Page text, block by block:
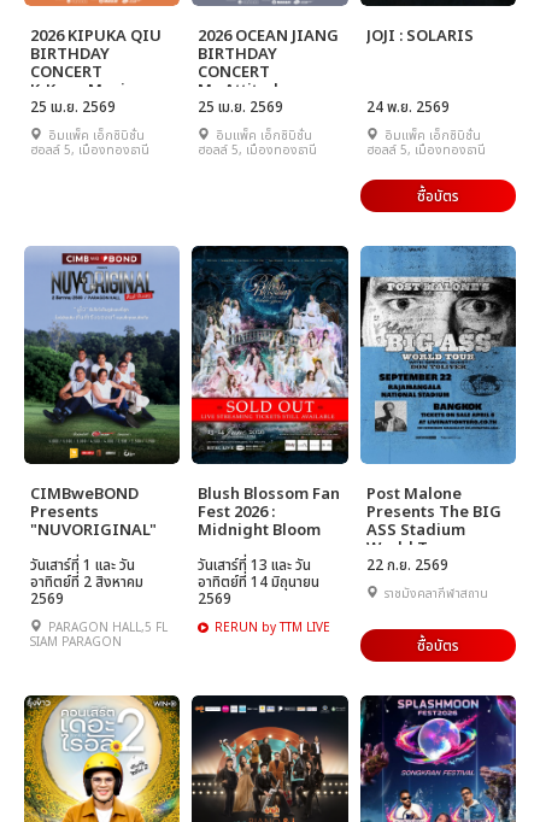
2026 KIPUKA QIU
BIRTHDAY
CONCERT
K-Keep Moving
25 เม.ย. 2569
อิมแพ็ค เอ็กซิบิชั่น
ฮอลล์ 5, เมืองทองธานี
2026 OCEAN JIANG
BIRTHDAY
CONCERT
My Attitude
25 เม.ย. 2569
อิมแพ็ค เอ็กซิบิชั่น
ฮอลล์ 5, เมืองทองธานี
JOJI : SOLARIS
24 พ.ย. 2569
อิมแพ็ค เอ็กซิบิชั่น
ฮอลล์ 5, เมืองทองธานี
ซื้อบัตร
CIMBweBOND
Presents
"NUVORIGINAL"
วันเสาร์ที่ 1 และ วัน
อาทิตย์ที่ 2 สิงหาคม
2569
PARAGON HALL,5 FL
SIAM PARAGON
Blush Blossom Fan
Fest 2026 :
Midnight Bloom
วันเสาร์ที่ 13 และ วัน
อาทิตย์ที่ 14 มิถุนายน
2569
RERUN by TTM LIVE
Post Malone
Presents The BIG
ASS Stadium
World Tour
22 ก.ย. 2569
ราชมังคลากีฬาสถาน
ซื้อบัตร